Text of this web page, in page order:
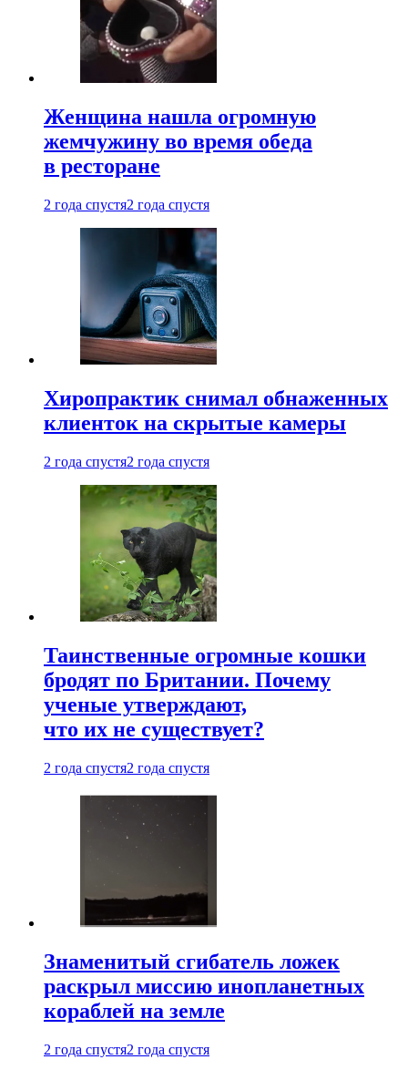
Женщина нашла огромную
жемчужину во время обеда
в ресторане
2 года спустя2 года спустя
Хиропрактик снимал обнаженных
клиенток на скрытые камеры
2 года спустя2 года спустя
Таинственные огромные кошки
бродят по Британии. Почему
ученые утверждают,
что их не существует?
2 года спустя2 года спустя
Знаменитый сгибатель ложек
раскрыл миссию инопланетных
кораблей на земле
2 года спустя2 года спустя